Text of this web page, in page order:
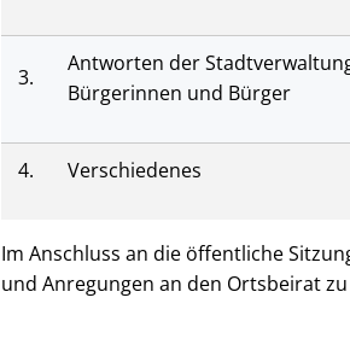
3.
Antworten der
Bürgerinnen und Bürger
4. Verschiedenes
Im Anschluss an die öffentliche
und Anregungen an den Ortsbeirat